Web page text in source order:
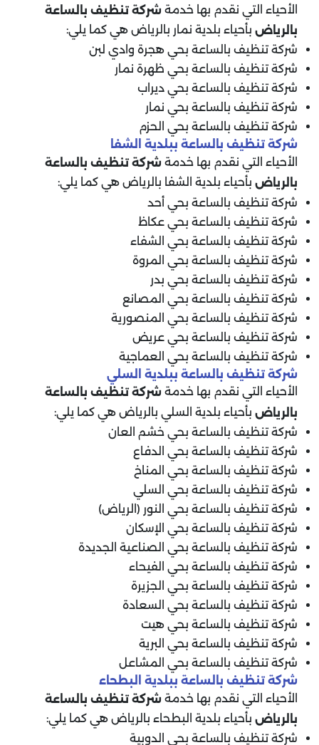
الأحياء التي نقدم بها خدمة شركة تنظيف بالساعة
بالرياض بأحياء بلدية نمار بالرياض هي كما يلي:
شركة تنظيف بالساعة بحي هجرة وادي لبن
شركة تنظيف بالساعة بحي ظهرة نمار
شركة تنظيف بالساعة بحي ديراب
شركة تنظيف بالساعة بحي نمار
شركة تنظيف بالساعة بحي الحزم
شركة تنظيف بالساعة ببلدية الشفا
الأحياء التي نقدم بها خدمة شركة تنظيف بالساعة
بالرياض بأحياء بلدية الشفا بالرياض هي كما يلي:
شركة تنظيف بالساعة بحي أحد
شركة تنظيف بالساعة بحي عكاظ
شركة تنظيف بالساعة بحي الشفاء
شركة تنظيف بالساعة بحي المروة
شركة تنظيف بالساعة بحي بدر
شركة تنظيف بالساعة بحي المصانع
شركة تنظيف بالساعة بحي المنصورية
شركة تنظيف بالساعة بحي عريض
شركة تنظيف بالساعة بحي العماجية
شركة تنظيف بالساعة ببلدية السلي
الأحياء التي نقدم بها خدمة شركة تنظيف بالساعة
بالرياض بأحياء بلدية السلي بالرياض هي كما يلي:
شركة تنظيف بالساعة بحي خشم العان
شركة تنظيف بالساعة بحي الدفاع
شركة تنظيف بالساعة بحي المناخ
شركة تنظيف بالساعة بحي السلي
شركة تنظيف بالساعة بحي النور (الرياض)
شركة تنظيف بالساعة بحي الإسكان
شركة تنظيف بالساعة بحي الصناعية الجديدة
شركة تنظيف بالساعة بحي الفيحاء
شركة تنظيف بالساعة بحي الجزيرة
شركة تنظيف بالساعة بحي السعادة
شركة تنظيف بالساعة بحي هيت
شركة تنظيف بالساعة بحي البرية
شركة تنظيف بالساعة بحي المشاعل
شركة تنظيف بالساعة ببلدية البطحاء
الأحياء التي نقدم بها خدمة شركة تنظيف بالساعة
بالرياض بأحياء بلدية البطحاء بالرياض هي كما يلي:
شركة تنظيف بالساعة بحي الدوبية